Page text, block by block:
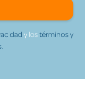
y lostérminos y